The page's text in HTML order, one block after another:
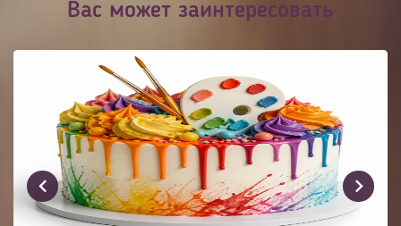
Вас может заинтересовать